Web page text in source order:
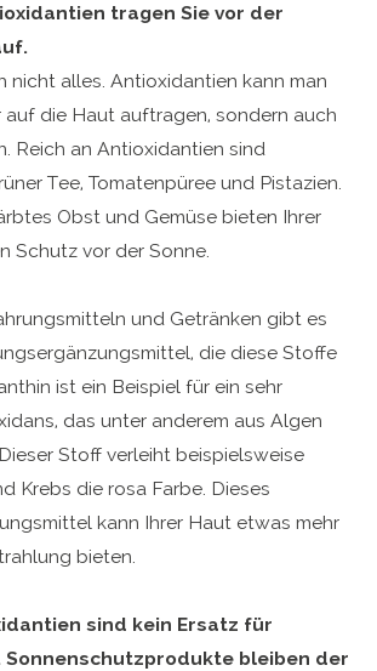
tragen Sie vor der
nicht alles. Antioxidantien kann man
auf die Haut auftragen, sondern auch
Reich an Antioxidantien sind
Tee, Tomatenpüree und Pistazien.
Obst und Gemüse bieten Ihrer
Schutz vor der Sonne.
und Getränken gibt es
die diese Stoffe
ist ein Beispiel für ein sehr
das unter anderem aus Algen
Stoff verleiht beispielsweise
Krebs die rosa Farbe. Dieses
kann Ihrer Haut etwas mehr
bieten.
sind kein Ersatz für
Sonnenschutzprodukte bleiben der